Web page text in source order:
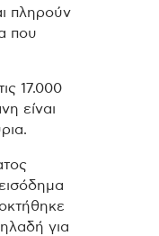
πληρούν
που
17.000
είναι
για